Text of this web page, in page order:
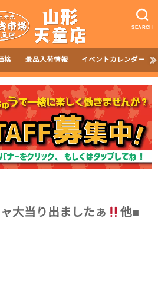
SEARCH
格 景品入荷情報 イベントカレンダー
大当り出ましたぁ 他■